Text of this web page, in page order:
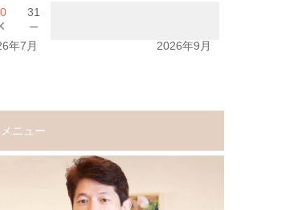
31
－
年7月 2026年9月
メニュー